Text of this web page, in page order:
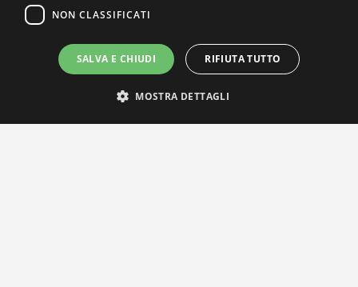
NON CLASSIFICATI
SALVA E CHIUDI RIFIUTA TUTTO
MOSTRA DETTAGLI